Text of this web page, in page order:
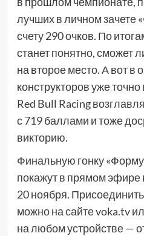
лучших в личном зачете
счету 290 очков. По
станет понятно, сможет
на второе место. А вот в
конструкторов уже
Red Bull Racing
с 719 баллами и тоже
викторию.
Финальную гонку
покажут в прямом эфире
20 ноября.
можно на сайте voka.tv
на любом устройстве —